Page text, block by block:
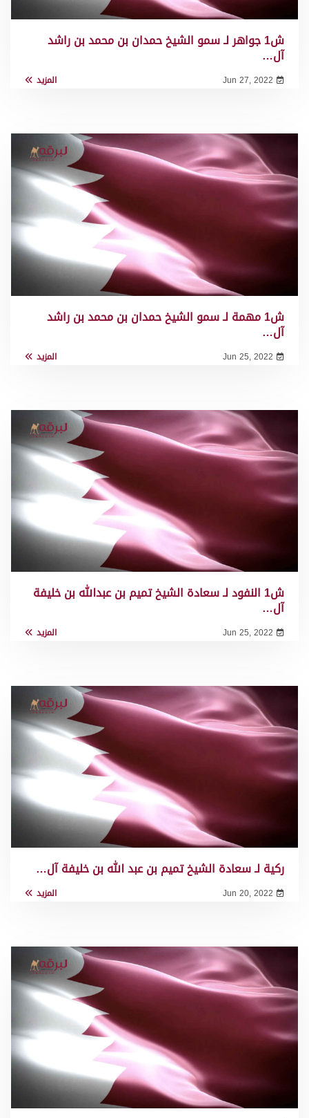
ش1 جواهر لـ سمو الشيخ حمدان بن محمد بن راشد
آل…
Jun 27, 2022 المزيد
ش1 مهمة لـ سمو الشيخ حمدان بن محمد بن راشد
آل…
Jun 25, 2022 المزيد
ش1 النفود لـ سعادة الشيخ تميم بن عبدالله بن خليفة
آل…
Jun 25, 2022 المزيد
ركية لـ سعادة الشيخ تميم بن عبد الله بن خليفة آل…
Jun 20, 2022 المزيد